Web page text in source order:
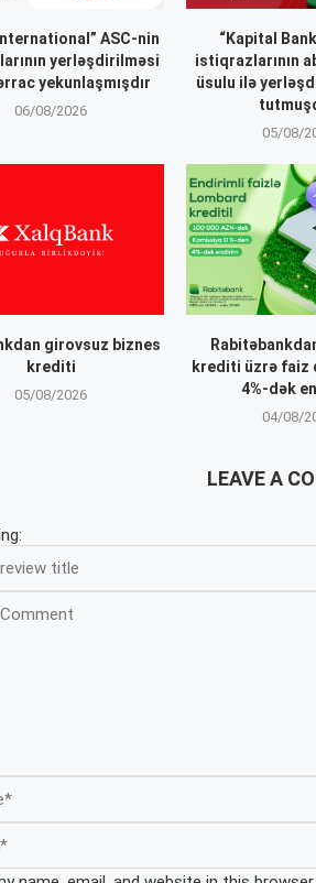
ASC-nin
yerləşdirilməsi
yekunlaşmışdır
06/08/2026
“Kapital
istiqrazlarının
üsulu ilə
05/08/
girovsuz biznes
krediti
05/08/2026
krediti üzrə faiz
4%-dək
04/08/
LEAVE A